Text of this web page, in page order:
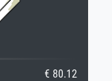
€ 80.12